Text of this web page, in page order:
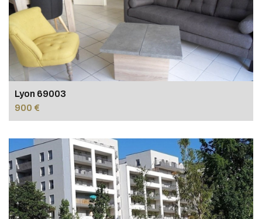
Lyon 69003
900 €